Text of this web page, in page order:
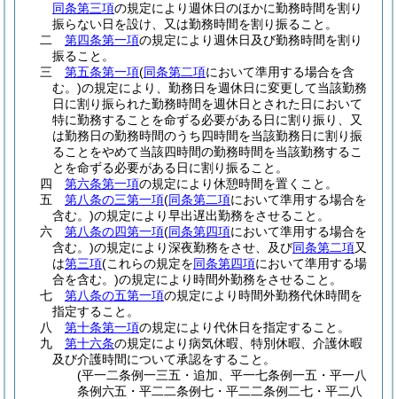
同条第三項の規定により週休日のほかに勤務時間を割り
振らない日を設け、又は勤務時間を割り振ること。
二
第四条第一項の規定により週休日及び勤務時間を割り
振ること。
三
第五条第一項(同条第二項において準用する場合を含
む。)の規定により、勤務日を週休日に変更して当該勤務
日に割り振られた勤務時間を週休日とされた日において
特に勤務することを命ずる必要がある日に割り振り、又
は勤務日の勤務時間のうち四時間を当該勤務日に割り振
ることをやめて当該四時間の勤務時間を当該勤務するこ
とを命ずる必要がある日に割り振ること。
四
第六条第一項の規定により休憩時間を置くこと。
五
第八条の三第一項(同条第二項において準用する場合を
含む。)の規定により早出遅出勤務をさせること。
六
第八条の四第一項(同条第四項において準用する場合を
含む。)の規定により深夜勤務をさせ、及び同条第二項又
は第三項(これらの規定を同条第四項において準用する場
合を含む。)の規定により時間外勤務をさせること。
七
第八条の五第一項の規定により時間外勤務代休時間を
指定すること。
八
第十条第一項の規定により代休日を指定すること。
九
第十六条の規定により病気休暇、特別休暇、介護休暇
及び介護時間について承認をすること。
(平一二条例一三五・追加、平一七条例一五・平一八
条例六五・平二二条例七・平二二条例二七・平二八